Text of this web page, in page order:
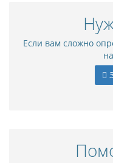
Если вам сложно